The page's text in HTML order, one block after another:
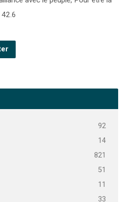
92
14
821
51
11
33